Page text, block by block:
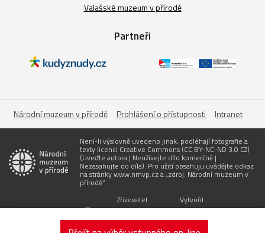
Valašské muzeum v přírodě
Partneři
Národní muzeum v přírodě Prohlášení o přístupnosti Intranet
Není-li výslovně uvedeno jinak, podléhají fotografie a
texty licenci Creative Commons (CC BY-NC-ND 3.0 CZ)
(Uveďte autora | Neužívejte dílo komerčně |
Nezasahujte do díla). Pro užití obsahuju uvádějte odkaz
na stránky www.nmvp.cz a „zdroj: Národní muzeum v
přírodě“
Zřizovatel
Vytvořil